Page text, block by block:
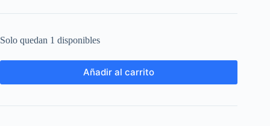
Solo quedan 1 disponibles
Añadir al carrito